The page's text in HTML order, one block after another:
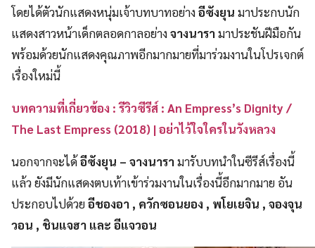
โดยได้ตัวนักแสดงหนุ่มเจ้าบทบาทอย่างอีซังยุน มาประกบนัก
แสดงสาวหน้าเด็กตลอดกาลอย่างจางนารามาประชันฝีมือกัน
พร้อมด้วยนักแสดงคุณภาพอีกมากมายที่มาร่วมงานในโปรเจกต์
เรื่องใหม่นี้
บทความที่เกี่ยวข้อง : รีวิวซีรีส์ : An Empress’s Dignity /
The Last Empress (2018) | อย่าไว้ใจใครในวังหลวง
นอกจากจะได้อีซังยุน – จางนารามารับบทนำในซีรีส์เรื่องนี้
แล้ว ยังมีนักแสดงตบเท้าเข้าร่วมงานในเรื่องนี้อีกมากมาย อัน
ประกอบไปด้วยอีชองอา , ควักซอนยอง , พโยเยจิน , จองจุน
วอน , ชินแจฮา และ อีแจวอน